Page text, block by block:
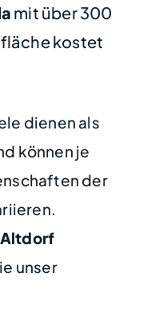
mit über 300
kostet
dienen als
können je
der
unser